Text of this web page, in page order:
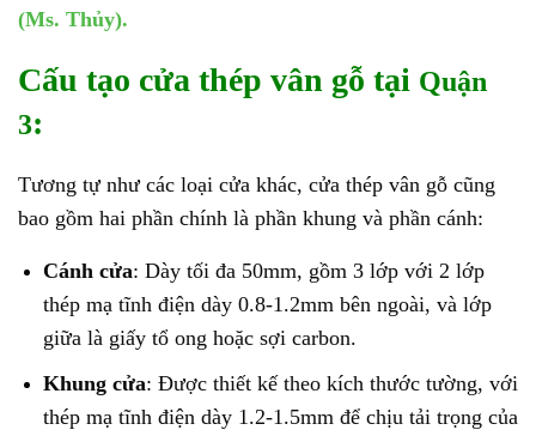
(Ms. Thủy).
Cấu tạo cửa thép vân gỗ tại Quận
3:
Tương tự như các loại cửa khác, cửa thép vân gỗ cũng
bao gồm hai phần chính là phần khung và phần cánh:
Cánh cửa: Dày tối đa 50mm, gồm 3 lớp với 2 lớp
thép mạ tĩnh điện dày 0.8-1.2mm bên ngoài, và lớp
giữa là giấy tổ ong hoặc sợi carbon.
Khung cửa: Được thiết kế theo kích thước tường, với
thép mạ tĩnh điện dày 1.2-1.5mm để chịu tải trọng của